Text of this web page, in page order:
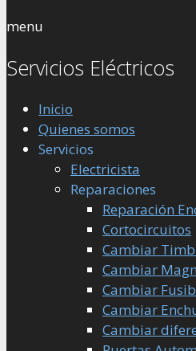
menu
Servicios Eléctricos
Inicio
Quienes somos
Servicios
Electricista
Reparaciones
Reparación
Cortocircuitos
Cambiar
Cambiar
Cambiar
Cambiar
Cambiar